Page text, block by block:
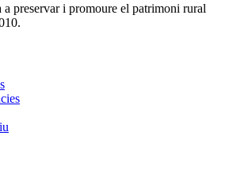
a preservar i promoure el patrimoni rural